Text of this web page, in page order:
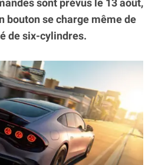
sont prévus le 13 août,
bouton se charge même de
de six-cylindres.